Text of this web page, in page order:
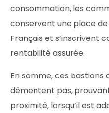
consommation, les
conservent une place
Français et s’inscrivent
rentabilité assurée.
En somme, ces bastions
démentent pas,
proximité, lorsqu’il est